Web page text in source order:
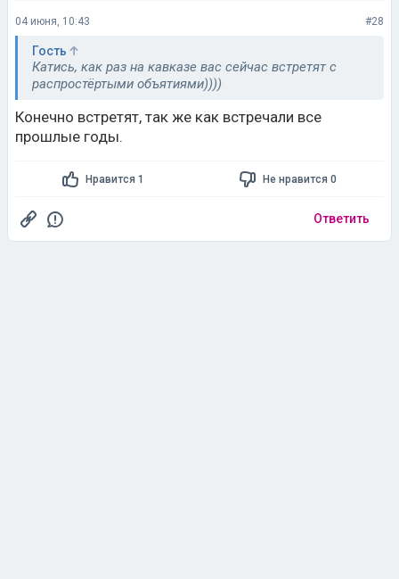
04 июня, 10:43 #28
Гость
Катись, как раз на кавказе вас сейчас встретят с
распростёртыми объятиями))))
Конечно встретят, так же как встречали все
прошлые годы.
Нравится 1 Не нравится 0
Ответить